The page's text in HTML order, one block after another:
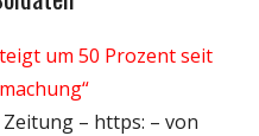
um 50 Prozent seit
Zeitung – https: – von